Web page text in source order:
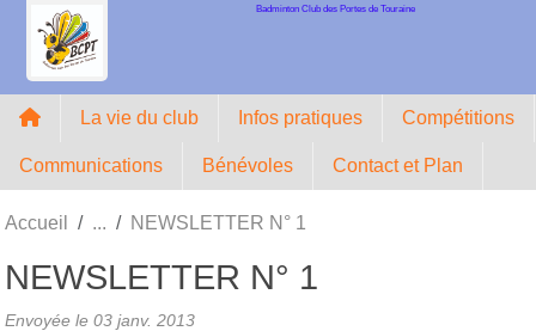
Badminton Club des Portes de Touraine
La vie du club Infos pratiques Compétitions
Communications Bénévoles Contact et Plan
Accueil NEWSLETTER N° 1
NEWSLETTER N° 1
Envoyée le 03 janv. 2013
Panneau de gestion des cookies